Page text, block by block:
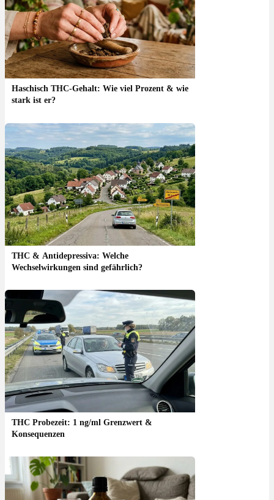
Haschisch THC-Gehalt: Wie viel Prozent & wie
stark ist er?
THC & Antidepressiva: Welche
Wechselwirkungen sind gefährlich?
THC Probezeit: 1 ng/ml Grenzwert &
Konsequenzen